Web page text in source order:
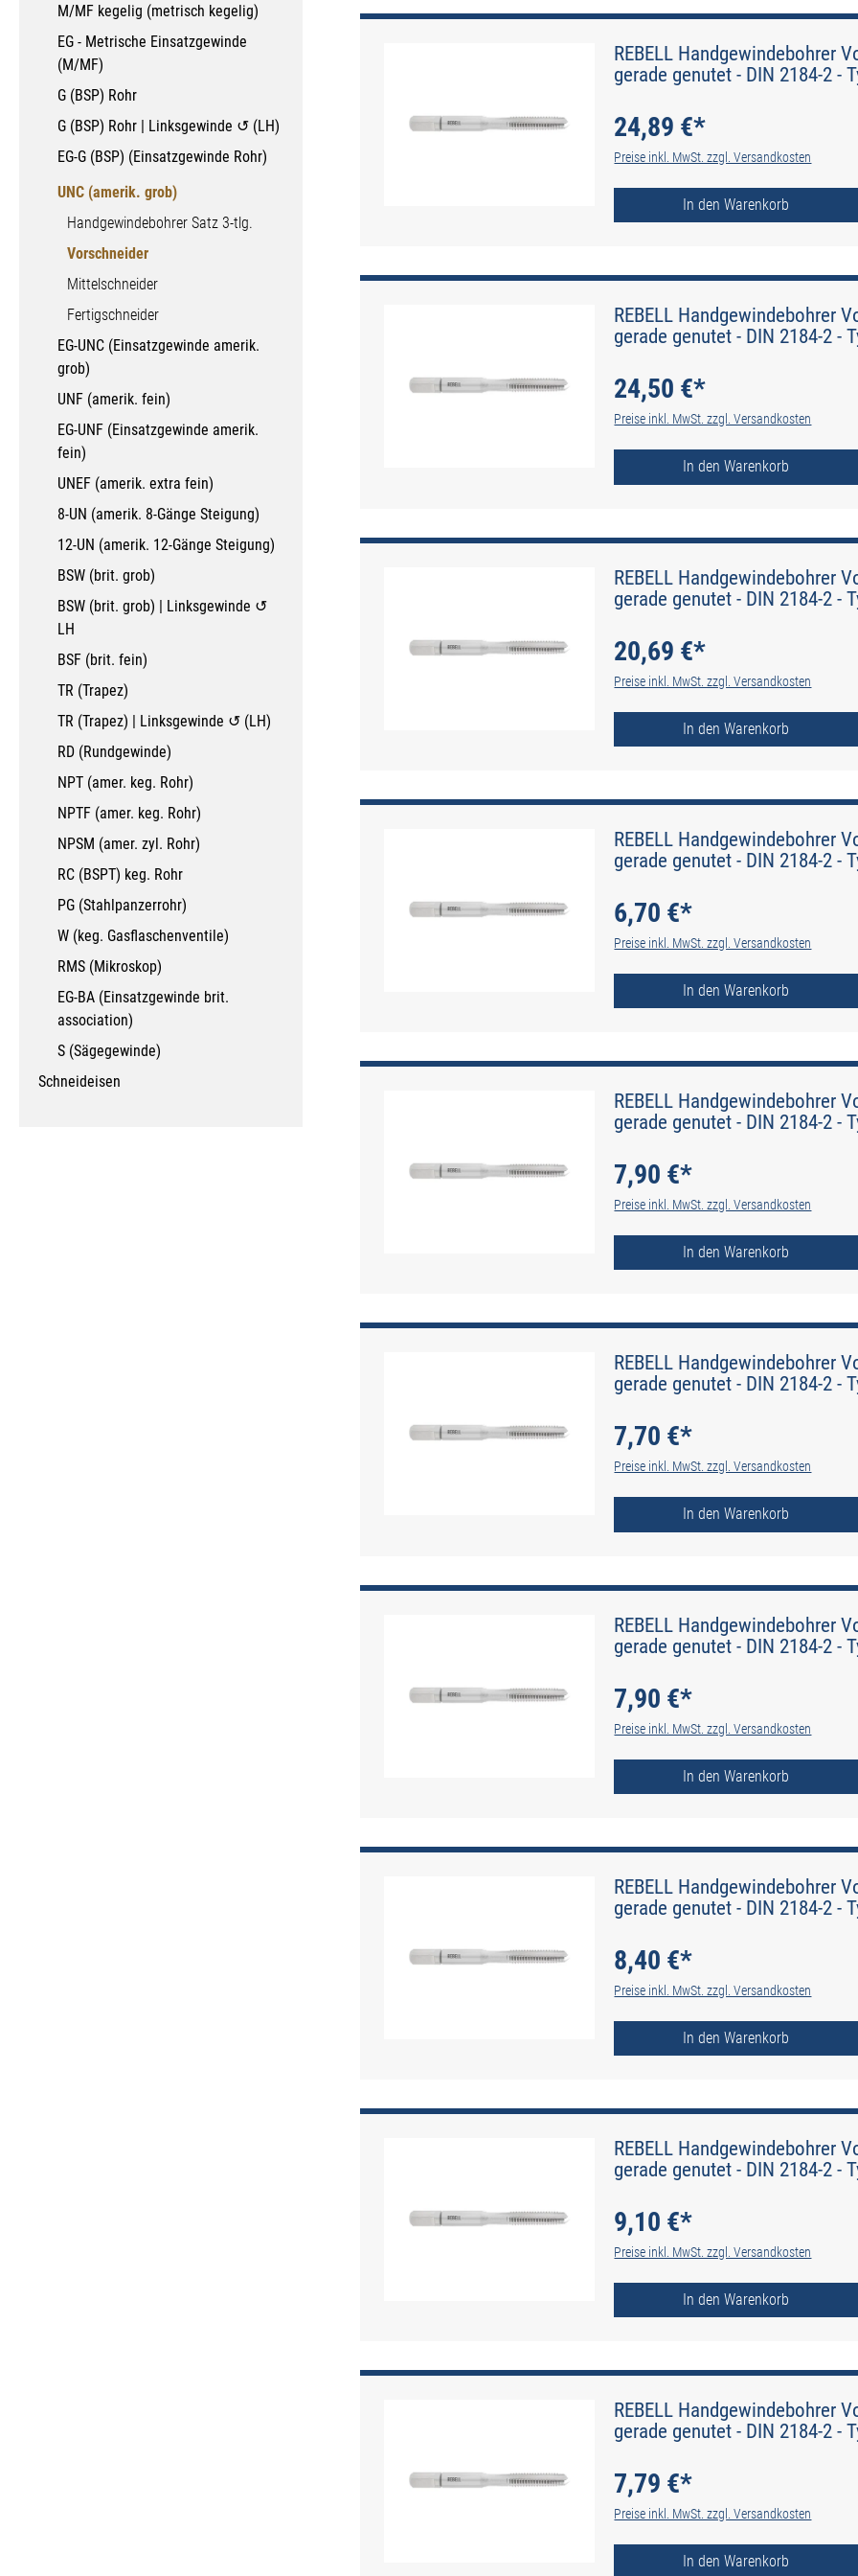
M/MF kegelig (metrisch kegelig)
EG - Metrische Einsatzgewinde
(M/MF)
G (BSP) Rohr
G (BSP) Rohr | Linksgewinde ↺ (LH)
EG-G (BSP) (Einsatzgewinde Rohr)
UNC (amerik. grob)
Handgewindebohrer Satz 3-tlg.
Vorschneider
Mittelschneider
Fertigschneider
EG-UNC (Einsatzgewinde amerik.
grob)
UNF (amerik. fein)
EG-UNF (Einsatzgewinde amerik.
fein)
UNEF (amerik. extra fein)
8-UN (amerik. 8-Gänge Steigung)
12-UN (amerik. 12-Gänge Steigung)
BSW (brit. grob)
BSW (brit. grob) | Linksgewinde ↺
LH
BSF (brit. fein)
TR (Trapez)
TR (Trapez) | Linksgewinde ↺ (LH)
RD (Rundgewinde)
NPT (amer. keg. Rohr)
NPTF (amer. keg. Rohr)
NPSM (amer. zyl. Rohr)
RC (BSPT) keg. Rohr
PG (Stahlpanzerrohr)
W (keg. Gasflaschenventile)
RMS (Mikroskop)
EG-BA (Einsatzgewinde brit.
association)
S (Sägegewinde)
Schneideisen
REBELL Handgewindebohrer
gerade genutet - DIN 2184-2 -
24,89 €*
Preise inkl. MwSt. zzgl. Versandkosten
In den Warenkorb
REBELL Handgewindebohrer
gerade genutet - DIN 2184-2 -
24,50 €*
Preise inkl. MwSt. zzgl. Versandkosten
In den Warenkorb
REBELL Handgewindebohrer
gerade genutet - DIN 2184-2 -
20,69 €*
Preise inkl. MwSt. zzgl. Versandkosten
In den Warenkorb
REBELL Handgewindebohrer
gerade genutet - DIN 2184-2 -
6,70 €*
Preise inkl. MwSt. zzgl. Versandkosten
In den Warenkorb
REBELL Handgewindebohrer
gerade genutet - DIN 2184-2 -
7,90 €*
Preise inkl. MwSt. zzgl. Versandkosten
In den Warenkorb
REBELL Handgewindebohrer
gerade genutet - DIN 2184-2 -
7,70 €*
Preise inkl. MwSt. zzgl. Versandkosten
In den Warenkorb
REBELL Handgewindebohrer
gerade genutet - DIN 2184-2 -
7,90 €*
Preise inkl. MwSt. zzgl. Versandkosten
In den Warenkorb
REBELL Handgewindebohrer
gerade genutet - DIN 2184-2 -
8,40 €*
Preise inkl. MwSt. zzgl. Versandkosten
In den Warenkorb
REBELL Handgewindebohrer
gerade genutet - DIN 2184-2 -
9,10 €*
Preise inkl. MwSt. zzgl. Versandkosten
In den Warenkorb
REBELL Handgewindebohrer
gerade genutet - DIN 2184-2 -
7,79 €*
Preise inkl. MwSt. zzgl. Versandkosten
In den Warenkorb